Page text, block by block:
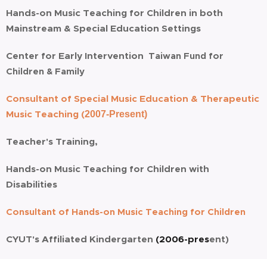
Hands-on Music Teaching for Children in both
Mainstream & Special Education Settings
Center for Early Intervention Taiwan Fund for
Children & Family
Consultant of Special Music Education & Therapeutic
Music Teaching (2007-Present)
Teacher's Training,
Hands-on Music Teaching for Children with
Disabilities
Consultant of Hands-on Music Teaching for Children
CYUT's Affiliated Kindergarten (2006-present)